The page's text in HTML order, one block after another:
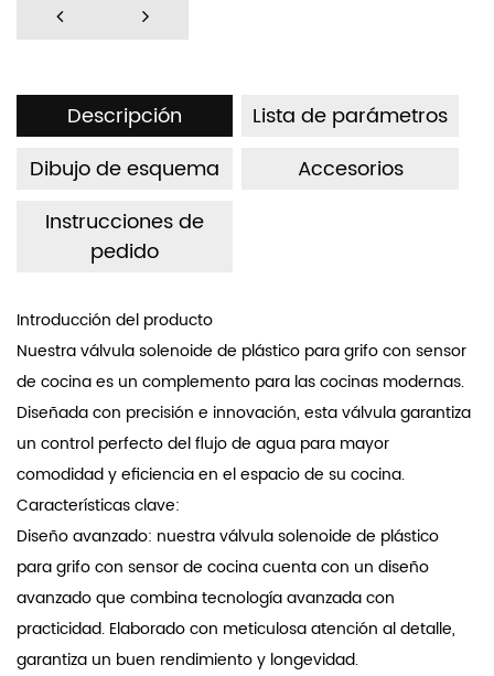
capacidades de resistencia a impurezas. La válvula
ajustes en las longitudes de entrada y salida según los
especiales resistentes a la corrosión, lo que la hace
adecuada para su uso en agua de mar, altas
concentraciones de ácidos y álcalis, así como en entornos
Descripción
Lista de parámetros
Dibujo de esquema
Accesorios
Instrucciones de
pedido
Introducción del producto
Nuestra válvula solenoide de plástico para grifo con sensor
de cocina es un complemento para las cocinas modernas.
Diseñada con precisión e innovación, esta válvula garantiza
un control perfecto del flujo de agua para mayor
comodidad y eficiencia en el espacio de su cocina.
Características clave:
Diseño avanzado: nuestra válvula solenoide de plástico
para grifo con sensor de cocina cuenta con un diseño
avanzado que combina tecnología avanzada con
practicidad. Elaborado con meticulosa atención al detalle,
garantiza un buen rendimiento y longevidad.